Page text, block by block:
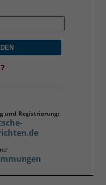
und Registrierung: